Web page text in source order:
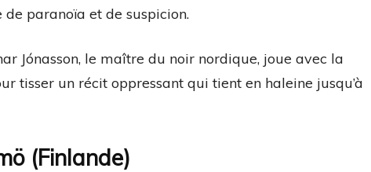
paranoïa et de suspicion.
Jónasson, le maître du noir nordique, joue avec la
tisser un récit oppressant qui tient en haleine jusqu’à
(Finlande)